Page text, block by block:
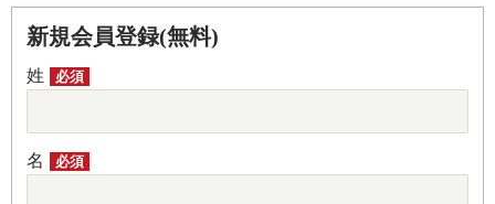
新規会員登録(無料)
姓 必須
名 必須